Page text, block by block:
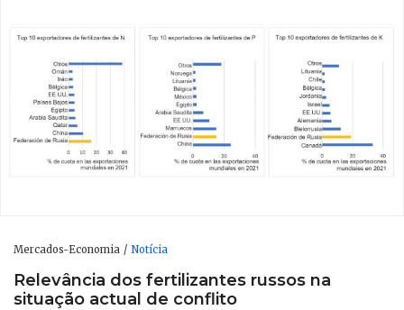
Mercados-Economia Notícia
Relevância dos fertilizantes russos na
situação actual de conflito